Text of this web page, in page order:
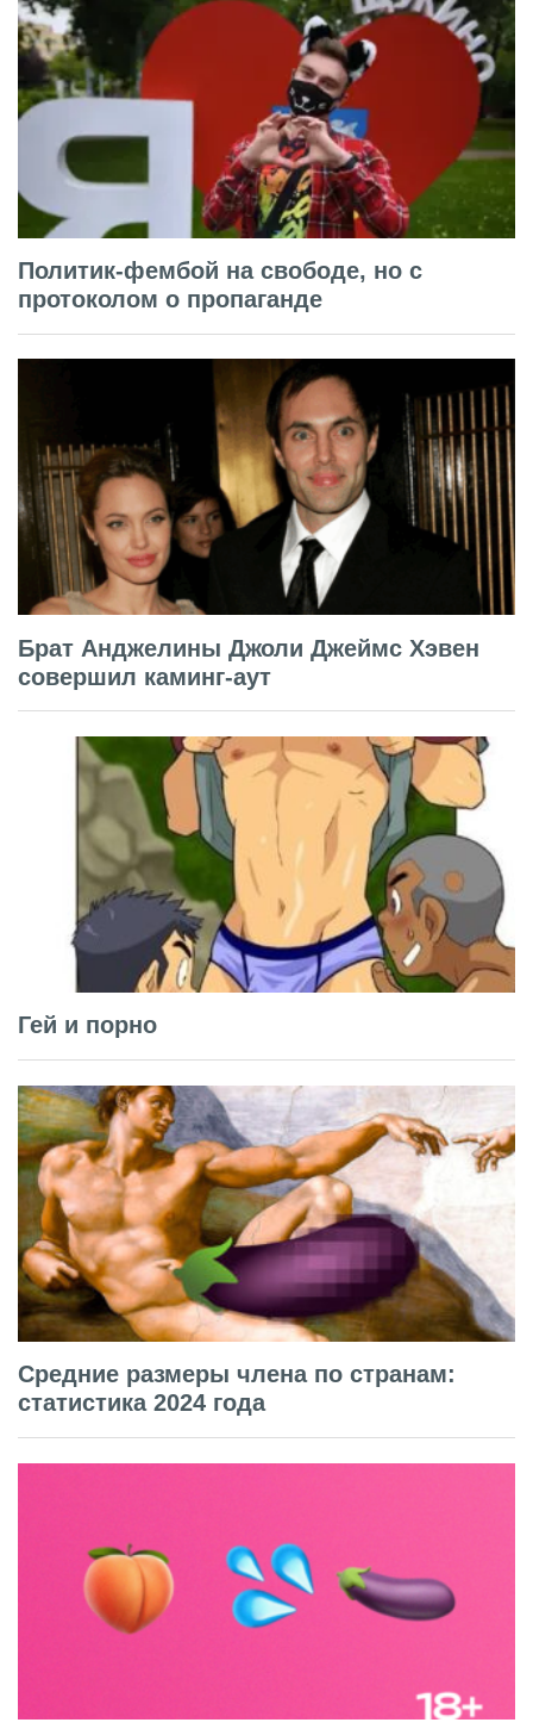
Политик-фембой на свободе, но с
протоколом о пропаганде
Брат Анджелины Джоли Джеймс Хэвен
совершил каминг-аут
Гей и порно
Средние размеры члена по странам:
статистика 2024 года